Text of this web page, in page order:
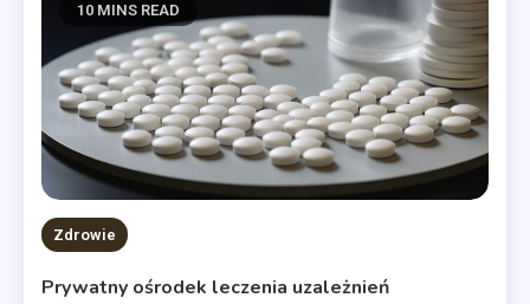
10 MINS READ
Zdrowie
Prywatny ośrodek leczenia uzależnień